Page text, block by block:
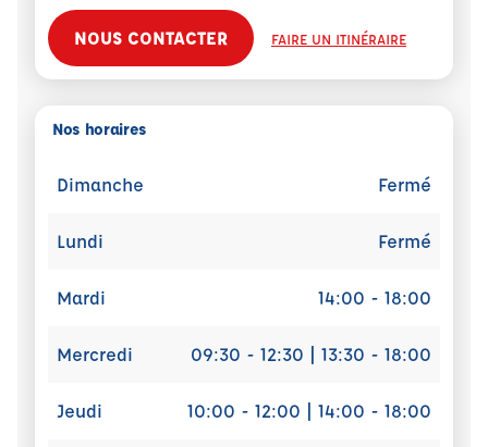
NOUS CONTACTER FAIRE UN ITINÉRAIRE
Nos horaires
Dimanche Fermé
Lundi Fermé
Mardi 14:00 - 18:00
Mercredi 09:30 - 12:30 | 13:30 - 18:00
Jeudi 10:00 - 12:00 | 14:00 - 18:00